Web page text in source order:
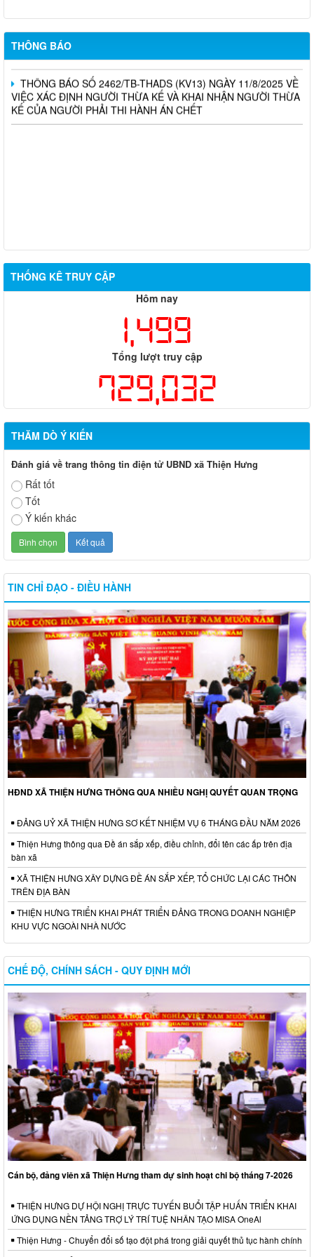
THÔNG BÁO
LỊCH LÀM VIỆC CỦA THƯỜNG TRỰC HĐND, UBND XÃ Tuần
thứ 35 (Từ ngày 25/8/2025 đến ngày 31/8/2025)
THÔNG BÁO SỐ 2462/TB-THADS (KV13) NGÀY 11/8/2025 VỀ
VIỆC XÁC ĐỊNH NGƯỜI THỪA KẾ VÀ KHAI NHẬN NGƯỜI THỪA
KẾ CỦA NGƯỜI PHẢI THI HÀNH ÁN CHẾT
THỐNG KÊ TRUY CẬP
Hôm nay
1,499
Tổng lượt truy cập
729,032
THĂM DÒ Ý KIẾN
Đánh giá về trang thông tin điện tử UBND xã Thiện Hưng
Rất tốt
Tốt
Ý kiến khác
TIN CHỈ ĐẠO - ĐIỀU HÀNH
HĐND XÃ THIỆN HƯNG THÔNG QUA NHIỀU NGHỊ QUYẾT QUAN TRỌNG
ĐẢNG UỶ XÃ THIỆN HƯNG SƠ KẾT NHIỆM VỤ 6 THÁNG ĐẦU NĂM 2026
Thiện Hưng thông qua Đề án sắp xếp, điều chỉnh, đổi tên các ấp trên địa
bàn xã
XÃ THIỆN HƯNG XÂY DỰNG ĐỀ ÁN SẮP XẾP, TỔ CHỨC LẠI CÁC THÔN
TRÊN ĐỊA BÀN
THIỆN HƯNG TRIỂN KHAI PHÁT TRIỂN ĐẢNG TRONG DOANH NGHIỆP
KHU VỰC NGOÀI NHÀ NƯỚC
CHẾ ĐỘ, CHÍNH SÁCH - QUY ĐỊNH MỚI
Cán bộ, đảng viên xã Thiện Hưng tham dự sinh hoạt chi bộ tháng 7-2026
THIỆN HƯNG DỰ HỘI NGHỊ TRỰC TUYẾN BUỔI TẬP HUẤN TRIỂN KHAI
ỨNG DỤNG NỀN TẢNG TRỢ LÝ TRÍ TUỆ NHÂN TẠO MISA OneAl
Thiện Hưng - Chuyển đổi số tạo đột phá trong giải quyết thủ tục hành chính